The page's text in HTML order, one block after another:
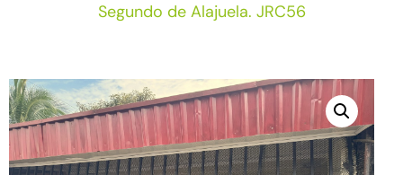
Segundo de Alajuela. JRC56